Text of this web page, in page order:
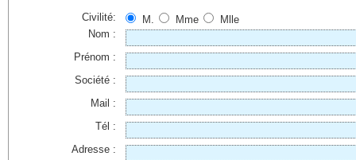
Civilité: M. Mme
Mlle
Nom :
Prénom :
Société :
Mail :
Tél :
Adresse :